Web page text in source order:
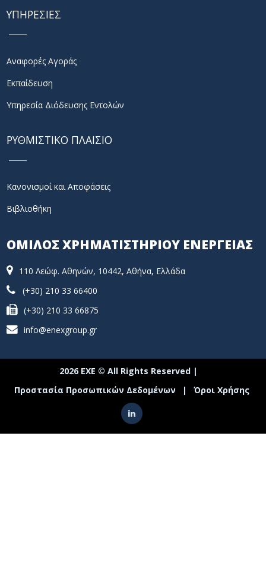
ΥΠΗΡΕΣΙΕΣ
Αναφορές Αγοράς
Εκπαίδευση
Υπηρεσία Διόδευσης Εντολών
ΡΥΘΜΙΣΤΙΚΟ ΠΛΑΙΣΙΟ
Κανονισμοί και Αποφάσεις
Βιβλιοθήκη
ΟΜΙΛΟΣ ΧΡΗΜΑΤΙΣΤΗΡΙΟΥ ΕΝΕΡΓΕΙΑΣ
110 Λεώφ. Αθηνών, 10442, Αθήνα, Ελλάδα
(+30) 210 33 66400
(+30) 210 33 66875
info@enexgroup.gr
2026 ΕΧΕ © All Rights Reserved |
Προστασία Προσωπικών Δεδομένων
| Όροι Χρήσης